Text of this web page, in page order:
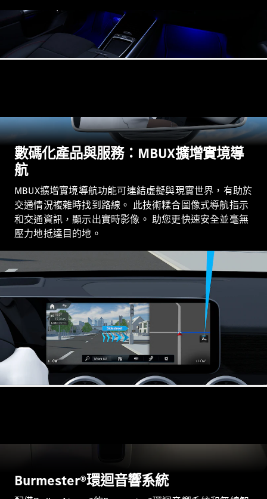
Coupé
Mercedes-
AMG GT 4
Door
Coupé
全新型號
純電動
開篷跑車 / 跑車
Cabriolets /
Roadsters
CLE
Cabriolet
Mercedes-
Maybach SL
Roadster
數碼化產品與服務：MBUX擴增實境導
航
MBUX擴增實境導航功能可連結虛擬與現實世界，有助於
交通情況複雜時找到路線。 此技術糅合圖像式導航指示
和交通資訊，顯示出實時影像。 助您更快速安全並毫無
壓力地抵達目的地。
Burmester®環迴音響系統